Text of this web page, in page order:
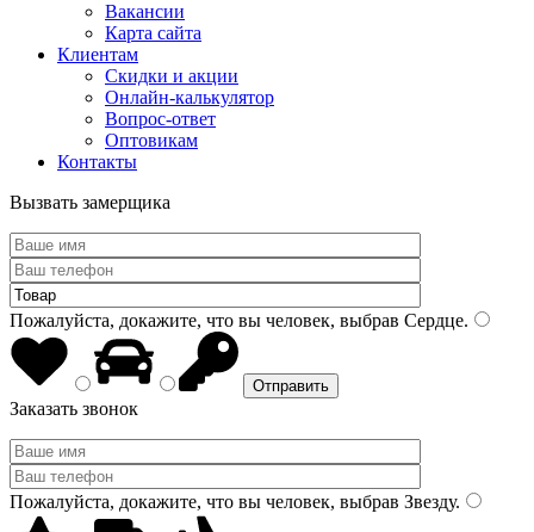
Вакансии
Карта сайта
Клиентам
Скидки и акции
Онлайн-калькулятор
Вопрос-ответ
Оптовикам
Контакты
Вызвать замерщика
Пожалуйста, докажите, что вы человек, выбрав Сердце.
Заказать звонок
Пожалуйста, докажите, что вы человек, выбрав Звезду.